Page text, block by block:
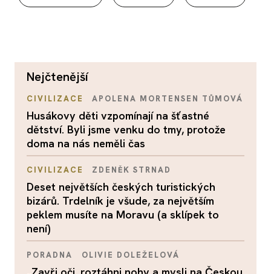
nejčtenější
CIVILIZACE APOLENA MORTENSEN TŮMOVÁ
Husákovy děti vzpomínají na šťastné
dětství. Byli jsme venku do tmy, protože
doma na nás neměli čas
CIVILIZACE ZDENĚK STRNAD
Deset největších českých turistických
bizárů. Trdelník je všude, za největším
peklem musíte na Moravu (a sklípek to
není)
PORADNA OLIVIE DOLEŽELOVÁ